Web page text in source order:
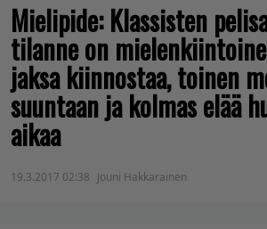
Mielipide: Klassisten
tilanne on
jaksa kiinnostaa, toinen
suuntaan ja kolmas elää
aikaa
19.3.2017 02:38 Jouni Hakkarainen